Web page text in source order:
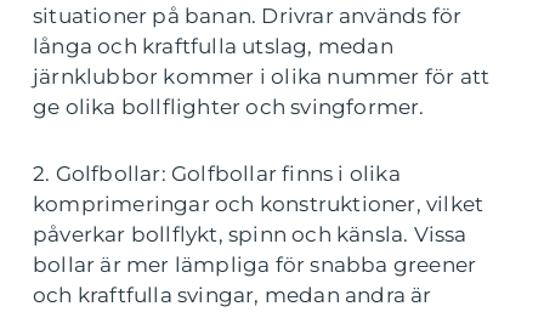
situationer på banan. Drivrar används för
långa och kraftfulla utslag, medan
järnklubbor kommer i olika nummer för att
ge olika bollflighter och svingformer.
2. Golfbollar: Golfbollar finns i olika
komprimeringar och konstruktioner, vilket
påverkar bollflykt, spinn och känsla. Vissa
bollar är mer lämpliga för snabba greener
och kraftfulla svingar, medan andra är